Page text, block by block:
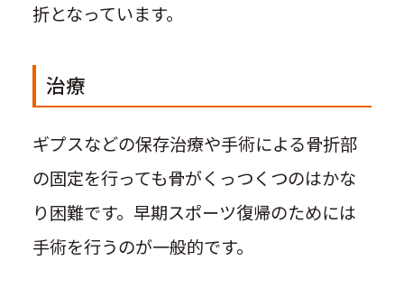
折となっています。
治療
ギプスなどの保存治療や手術による骨折部
の固定を行っても骨がくっつくつのはかな
り困難です。早期スポーツ復帰のためには
手術を行うのが一般的です。